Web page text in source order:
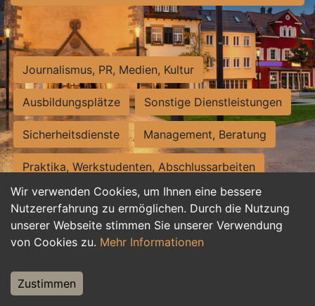
Wir verwenden Cookies, um Ihnen eine bessere
Nutzererfahrung zu ermöglichen. Durch die Nutzung
unserer Webseite stimmen Sie unserer Verwendung
von Cookies zu. Mehr Informationen
Zustimmen
Journalismus, PR, Medien, Kultur
Ausbildungsplätze Sonstige Dienstleistungen
Sicherheitsdienste Management, Beratung
Praktika, Werkstudenten, Abschlussarbeiten
Personalwesen Assistenz, Sekretariat
Hilfskräfte, Aushilfs- und Nebenjobs
Weiterbildung, Studium, duale Ausbildung